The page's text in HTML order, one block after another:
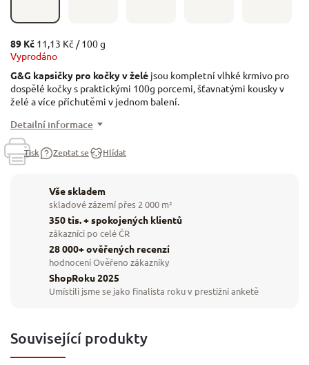
89 Kč 11,13 Kč / 100 g
Vyprodáno
G&G kapsičky pro kočky v želé jsou kompletní vlhké krmivo pro
dospělé kočky s praktickými 100g porcemi, šťavnatými kousky v
želé a více příchutěmi v jednom balení.
Detailní informace
Tisk Zeptat se Hlídat
Vše skladem
skladové zázemí přes 2 000 m²
350 tis. + spokojených klientů
zákazníci po celé ČR
28 000+ ověřených recenzí
hodnocení Ověřeno zákazníky
ShopRoku 2025
Umístili jsme se jako finalista roku v prestižní anketě
Související produkty